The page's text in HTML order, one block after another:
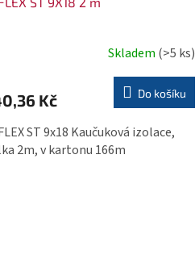
Skladem (>5 ks)
Kč Do košíku
ST 9x18 Kaučuková izolace,
2m, v kartonu 166m